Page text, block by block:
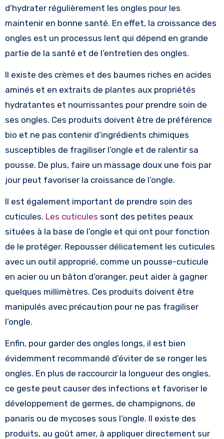
d’hydrater régulièrement les ongles pour les
maintenir en bonne santé. En effet, la croissance des
ongles est un processus lent qui dépend en grande
partie de la santé et de l’entretien des ongles.
Il existe des crèmes et des baumes riches en acides
aminés et en extraits de plantes aux propriétés
hydratantes et nourrissantes pour prendre soin de
ses ongles. Ces produits doivent être de préférence
bio et ne pas contenir d’ingrédients chimiques
susceptibles de fragiliser l’ongle et de ralentir sa
pousse. De plus, faire un massage doux une fois par
jour peut favoriser la croissance de l’ongle.
Il est également important de prendre soin des
cuticules. Les cuticules sont des petites peaux
situées à la base de l’ongle et qui ont pour fonction
de le protéger. Repousser délicatement les cuticules
avec un outil approprié, comme un pousse-cuticule
en acier ou un bâton d’oranger, peut aider à gagner
quelques millimètres. Ces produits doivent être
manipulés avec précaution pour ne pas fragiliser
l’ongle.
Enfin, pour garder des ongles longs, il est bien
évidemment recommandé d’éviter de se ronger les
ongles. En plus de raccourcir la longueur des ongles,
ce geste peut causer des infections et favoriser le
développement de germes, de champignons, de
panaris ou de mycoses sous l’ongle. Il existe des
produits, au goût amer, à appliquer directement sur